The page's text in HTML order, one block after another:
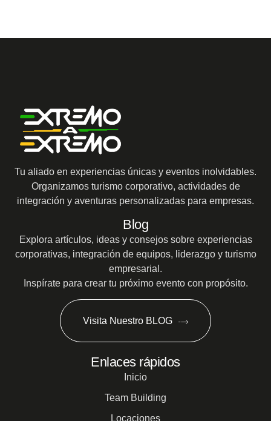
Tu aliado en experiencias únicas y eventos inolvidables.
Organizamos turismo corporativo, actividades de
integración y aventuras personalizadas para empresas.
Blog
Explora artículos, ideas y consejos sobre experiencias
corporativas, integración de equipos, liderazgo y turismo
empresarial.
Inspírate para crear tu próximo evento con propósito.
Visita Nuestro BLOG
Enlaces rápidos
Inicio
Team Building
Locaciones